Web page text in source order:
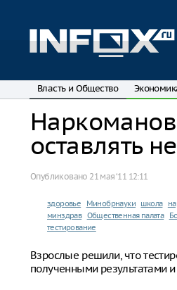
Власть и Общество
оставлять
Опубликовано 21 мая ‘11 12:11
здоровье Минобрнауки школа
минздрав Общественная палата
тестирование
Взрослые решили, что
полученными результатами и